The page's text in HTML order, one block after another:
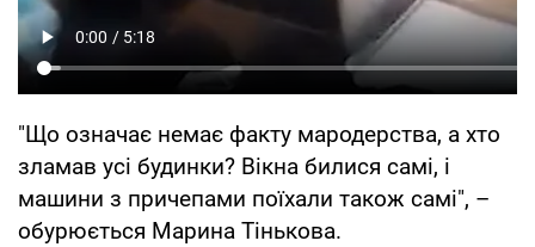
"Що означає немає факту мародерства, а хто
зламав усі будинки? Вікна билися самі, і
машини з причепами поїхали також самі", –
обурюється Марина Тінькова.